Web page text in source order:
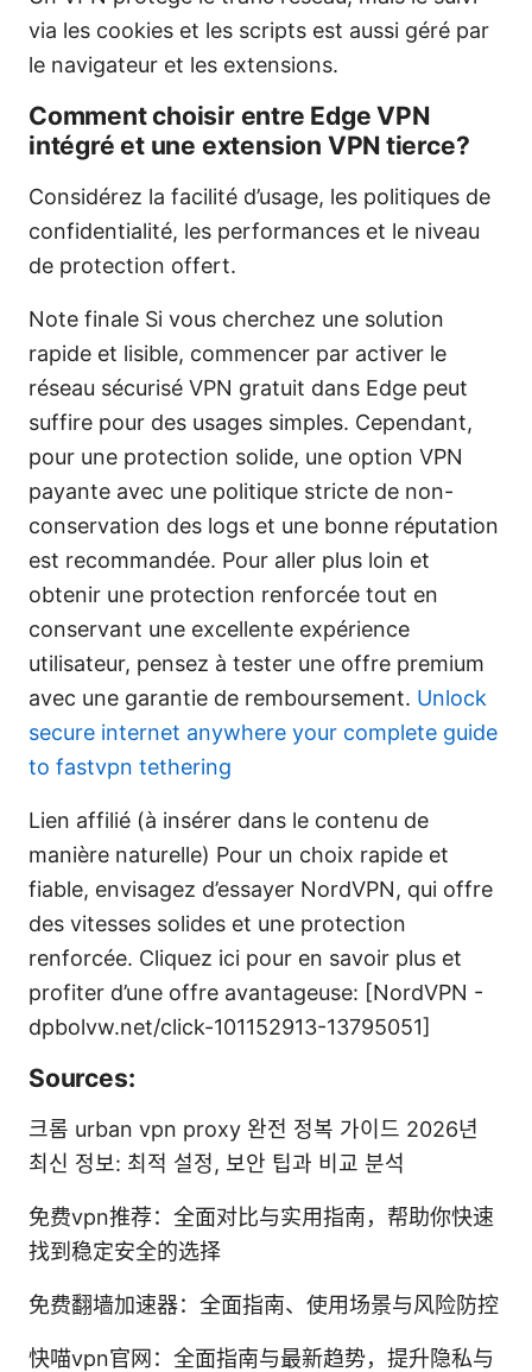
via les cookies et les scripts est aussi géré par
le navigateur et les extensions.
Comment choisir entre Edge VPN
intégré et une extension VPN tierce?
Considérez la facilité d’usage, les politiques de
confidentialité, les performances et le niveau
de protection offert.
Note finale Si vous cherchez une solution
rapide et lisible, commencer par activer le
réseau sécurisé VPN gratuit dans Edge peut
suffire pour des usages simples. Cependant,
pour une protection solide, une option VPN
payante avec une politique stricte de non-
conservation des logs et une bonne réputation
est recommandée. Pour aller plus loin et
obtenir une protection renforcée tout en
conservant une excellente expérience
utilisateur, pensez à tester une offre premium
avec une garantie de remboursement. Unlock
secure internet anywhere your complete guide
to fastvpn tethering
Lien affilié (à insérer dans le contenu de
manière naturelle) Pour un choix rapide et
fiable, envisagez d’essayer NordVPN, qui offre
des vitesses solides et une protection
renforcée. Cliquez ici pour en savoir plus et
profiter d’une offre avantageuse: [NordVPN -
dpbolvw.net/click-101152913-13795051]
Sources:
크롬 urban vpn proxy 완전 정복 가이드 2026년
최신 정보: 최적 설정, 보안 팁과 비교 분석
免费vpn推荐：全面对比与实用指南，帮助你快速
找到稳定安全的选择
免费翻墙加速器：全面指南、使用场景与风险防控
快喵vpn官网：全面指南与最新趋势，提升隐私与